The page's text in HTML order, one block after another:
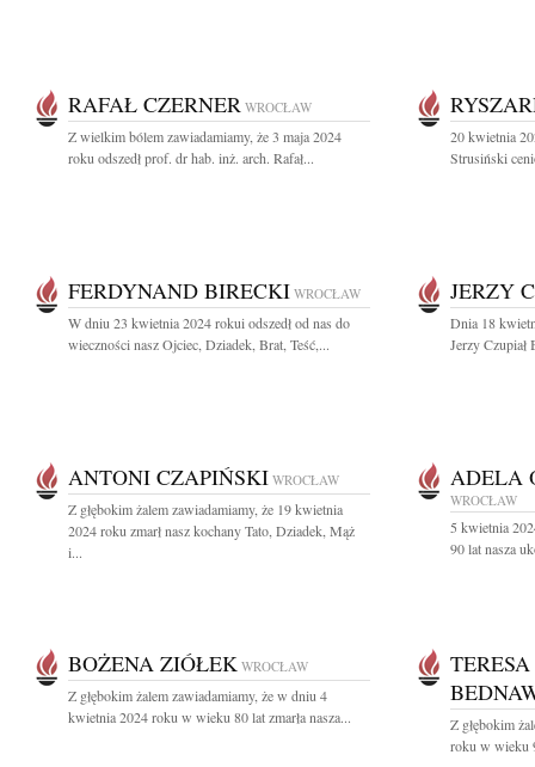
RAFAŁ CZERNER WROCŁAW
Z wielkim bólem zawiadamiamy, że 3 maja 2024
roku odszedł prof. dr hab. inż. arch. Rafał...
20 kwietnia
Strusiński
FERDYNAND BIRECKI WROCŁAW
W dniu 23 kwietnia 2024 rokui odszedł od nas do
wieczności nasz Ojciec, Dziadek, Brat, Teść,...
JERZY
Dnia 18
Jerzy Czupiał
ANTONI CZAPIŃSKI WROCŁAW
Z głębokim żalem zawiadamiamy, że 19 kwietnia
2024 roku zmarł nasz kochany Tato, Dziadek, Mąż
i...
ADELA
WROCŁAW
5 kwietnia
90 lat nasza
BOŻENA ZIÓŁEK WROCŁAW
Z głębokim żalem zawiadamiamy, że w dniu 4
kwietnia 2024 roku w wieku 80 lat zmarła nasza...
Z głębokim
roku w wieku